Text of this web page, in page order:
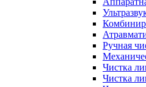
Ручная
Чистка
Чистка